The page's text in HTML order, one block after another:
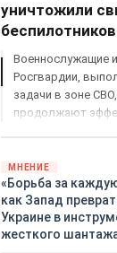
уничтожили
Военнослужащие
Росгвардии,
задачи в зоне СВО,
продолжают
МНЕНИЕ
«Борьба за
как Запад
Украине в
жесткого